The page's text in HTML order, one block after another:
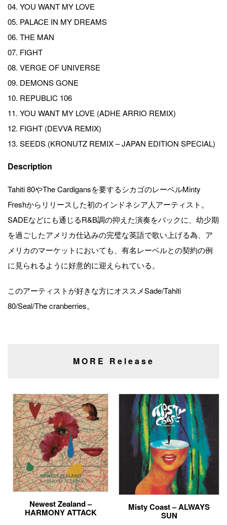
04. YOU WANT MY LOVE
05. PALACE IN MY DREAMS
06. THE MAN
07. FIGHT
08. VERGE OF UNIVERSE
09. DEMONS GONE
10. REPUBLIC 106
11. YOU WANT MY LOVE (ADHE ARRIO REMIX)
12. FIGHT (DEVVA REMIX)
13. SEEDS (KRONUTZ REMIX – JAPAN EDITION SPECIAL)
Description
Tahiti 80やThe Cardigansを要するシカゴのレーベルMinty
Freshからリリースした初のインドネシア人アーティスト。
SADEなどにも通じるR&B調の抑えた演奏をバックに、幼少期
を過ごしたアメリカ仕込みの完璧な英語で歌い上げる為、ア
メリカのマーケットにおいても、有名レーベルとの契約の例
に見られるように好意的に迎えられている。
このアーティストが好きな方にオススメSade/Tahiti
80/Seal/The cranberries。
MORE Release
Newest Zealand –
HARMONY ATTACK Misty Coast – ALWAYS
SUN